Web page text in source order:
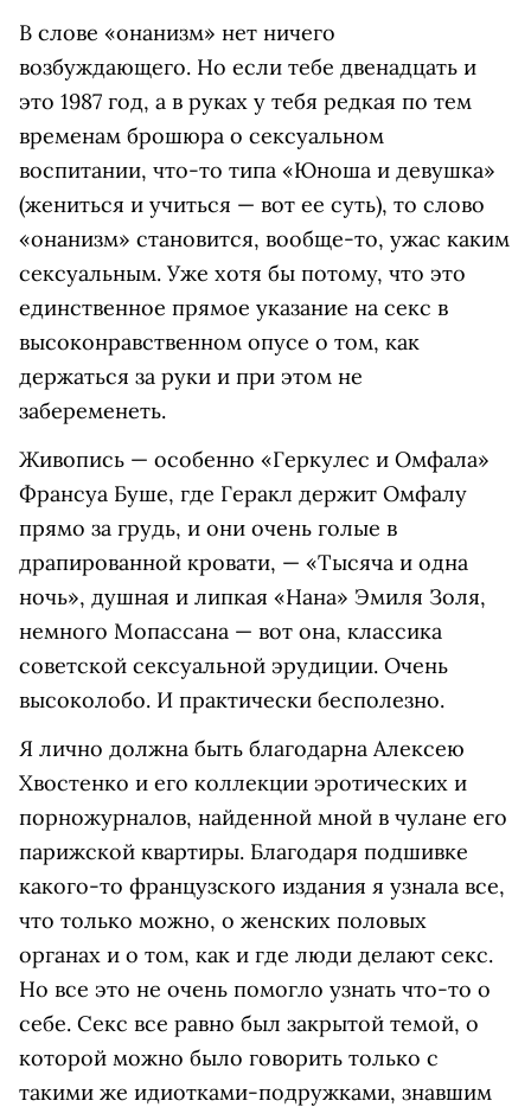
В слове «онанизм» нет ничего
возбуждающего. Но если тебе двенадцать и
это 1987 год, а в руках у тебя редкая по тем
временам брошюра о сексуальном
воспитании, что-то типа «Юноша и девушка»
(жениться и учиться — вот ее суть), то слово
«онанизм» становится, вообще-то, ужас каким
сексуальным. Уже хотя бы потому, что это
единственное прямое указание на секс в
высоконравственном опусе о том, как
держаться за руки и при этом не
забеременеть.
Живопись — особенно «Геркулес и Омфала»
Франсуа Буше, где Геракл держит Омфалу
прямо за грудь, и они очень голые в
драпированной кровати, — «Тысяча и одна
ночь», душная и липкая «Нана» Эмиля Золя,
немного Мопассана — вот она, классика
советской сексуальной эрудиции. Очень
высоколобо. И практически бесполезно.
Я лично должна быть благодарна Алексею
Хвостенко и его коллекции эротических и
порножурналов, найденной мной в чулане его
парижской квартиры. Благодаря подшивке
какого-то французского издания я узнала все,
что только можно, о женских половых
органах и о том, как и где люди делают секс.
Но все это не очень помогло узнать что-то о
себе. Секс все равно был закрытой темой, о
которой можно было говорить только с
такими же идиотками-подружками, знавшим